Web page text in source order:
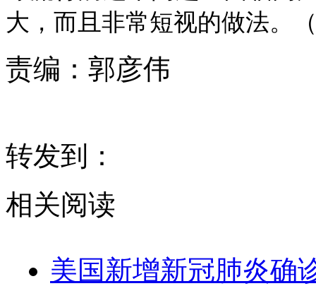
大，而且非常短视的做法。
责编： 郭彦伟
转发到：
相关阅读
美国新增新冠肺炎确